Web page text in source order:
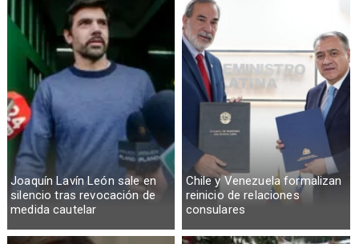
Joaquín Lavín León sale en
silencio tras revocación de
medida cautelar
Chile y Venezuela formalizan
reinicio de relaciones
consulares